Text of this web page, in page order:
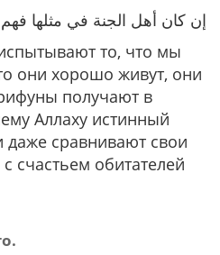
إن كان أهل الجنة في مثلها
то, что мы
они хорошо живут, они
получают в
Аллаху истинный
даже сравнивают свои
счастьем обитателей